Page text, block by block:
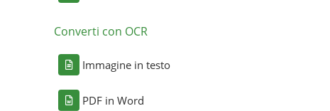
Converti con OCR
Immagine in testo
PDF in Word